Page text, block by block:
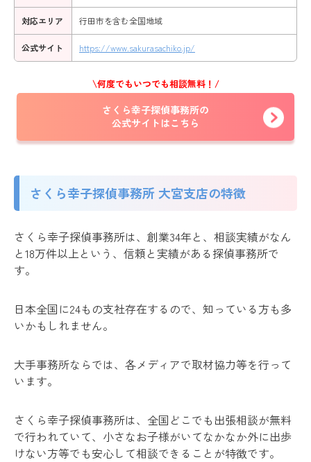
対応エリア 行田市を含む全国地域
公式サイト https://www.sakurasachiko.jp/
\何度でもいつでも相談無料！/
さくら幸子探偵事務所の
公式サイトはこちら
さくら幸子探偵事務所 大宮支店の特徴
さくら幸子探偵事務所は、創業34年と、相談実績がなん
と18万件以上という、信頼と実績がある探偵事務所で
す。
日本全国に24もの支社存在するので、知っている方も多
いかもしれません。
大手事務所ならでは、各メディアで取材協力等を行って
います。
さくら幸子探偵事務所は、全国どこでも出張相談が無料
で行われていて、小さなお子様がいてなかなか外に出歩
けない方等でも安心して相談できることが特徴です。